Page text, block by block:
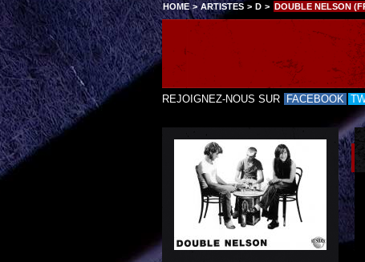
HOME>ARTISTES > D > DOUBLE NELSON
REJOIGNEZ-NOUS SUR FACEBOOK